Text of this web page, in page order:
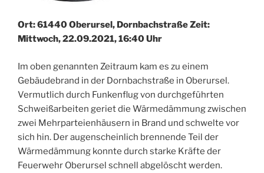
Ort: 61440 Oberursel, Dornbachstraße Zeit:
Mittwoch, 22.09.2021, 16:40 Uhr
Im oben genannten Zeitraum kam es zu einem
Gebäudebrand in der Dornbachstraße in Oberursel.
Vermutlich durch Funkenflug von durchgeführten
Schweißarbeiten geriet die Wärmedämmung zwischen
zwei Mehrparteienhäusern in Brand und schwelte vor
sich hin. Der augenscheinlich brennende Teil der
Wärmedämmung konnte durch starke Kräfte der
Feuerwehr Oberursel schnell abgelöscht werden.